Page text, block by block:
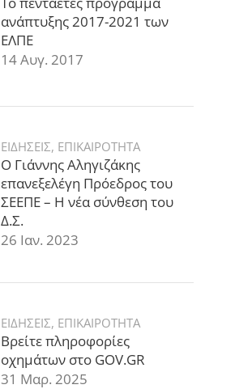
ανάπτυξης 2017-2021 των
ΕΛΠΕ
14 Αυγ. 2017
ΕΙΔΗΣΕΙΣ, ΕΠΙΚΑΙΡΟΤΗΤΑ
Ο Γιάννης Αληγιζάκης
επανεξελέγη Πρόεδρος του
ΣΕΕΠΕ – Η νέα σύνθεση του
Δ.Σ.
26 Ιαν. 2023
ΕΙΔΗΣΕΙΣ, ΕΠΙΚΑΙΡΟΤΗΤΑ
Βρείτε πληροφορίες
οχημάτων στο GOV.GR
31 Μαρ. 2025